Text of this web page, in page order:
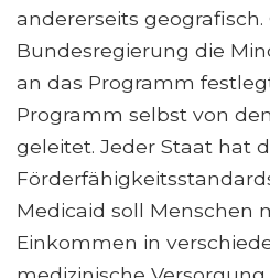
andererseits
Bundesregierung die
an das Programm
Programm selbst von
geleitet. Jeder Staat hat
Medicaid soll Menschen
Einkommen in